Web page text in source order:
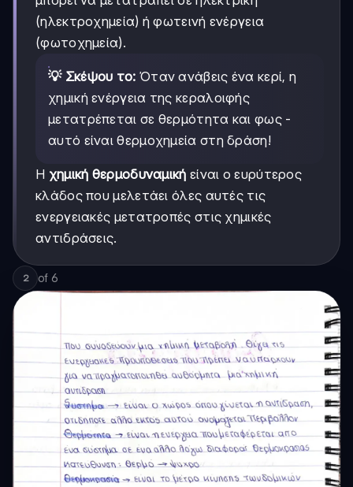
(ηλεκτροχημεία) ή φωτεινή ενέργεια
(φωτοχημεία).
💡 Σκέψου το: Όταν ανάβεις ένα κερί, η
χημική ενέργεια της κεραλοιφής
μετατρέπεται σε θερμότητα και φως -
αυτό είναι θερμοχημεία στη δράση!
Η χημική θερμοδυναμική είναι ο ευρύτερος
κλάδος που μελετάει όλες αυτές τις
ενεργειακές μετατροπές στις χημικές
αντιδράσεις.
2 of 6